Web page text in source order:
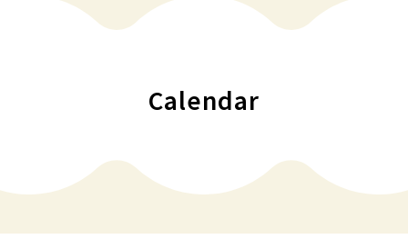
Calendar
04:00